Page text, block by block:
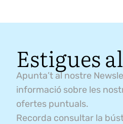
Estigues
Apunta’t al nostre
informació sobre les
ofertes puntuals.
Recorda consultar la